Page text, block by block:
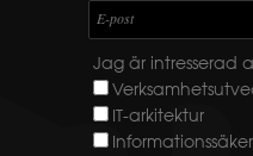
E-post
Jag är intresserad
IT-arkitektur